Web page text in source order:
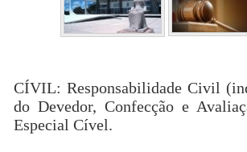
CÍVIL: Responsabilidade Civil
do Devedor, Confecção e
Especial Cível.